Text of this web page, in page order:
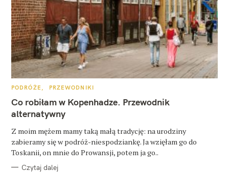
K
T
E
G
O
I
E
PODRÓŻE PRZEWODNIKI
Co robiłam w Kopenhadze. Przewodnik
alternatywny
Z moim mężem mamy taką małą tradycję: na urodziny
zabieramy się w podróż-niespodziankę. Ja wzięłam go do
Toskanii, on mnie do Prowansji, potem ja go..
Czytaj dalej